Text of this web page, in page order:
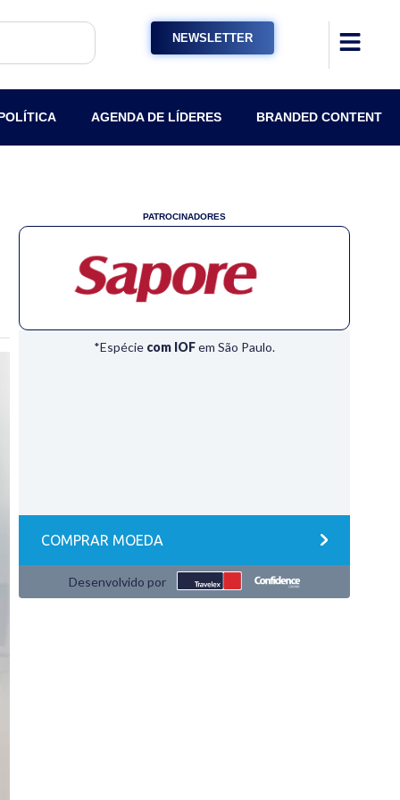
NEWSLETTER
AGENDA DE LÍDERES BRANDED CONTENT
PATROCINADORES